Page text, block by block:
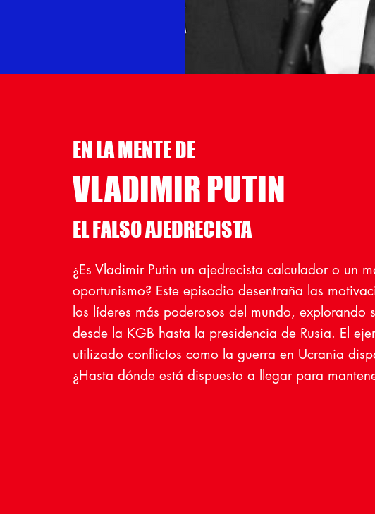
EN LA MENTE DE
VLADIMIR PUTIN
EL FALSO AJEDRECISTA
¿Es Vladimir Putin un ajedrecista calculador o un
oportunismo? Este episodio desentraña las
los líderes más poderosos del mundo, explorando
desde la KGB hasta la presidencia de Rusia. El
utilizado conflictos como la guerra en Ucrania
¿Hasta dónde está dispuesto a llegar para